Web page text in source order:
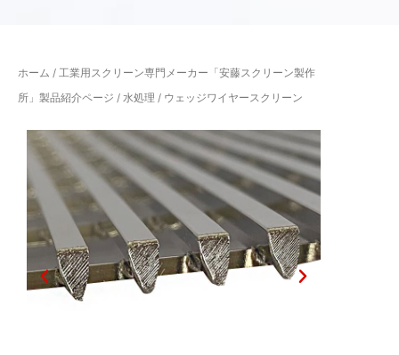
ホーム / 工業用スクリーン専門メーカー「安藤スクリーン製作
所」製品紹介ページ / 水処理 / ウェッジワイヤースクリーン